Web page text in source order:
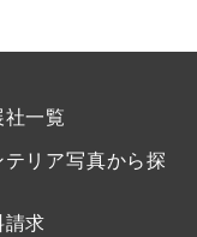
社一覧
テリア写真から探
請求